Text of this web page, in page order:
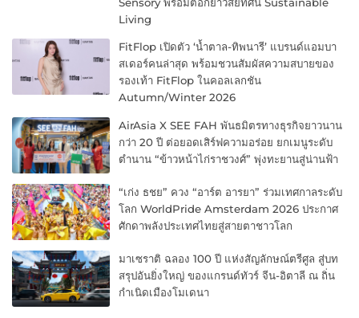
Sensory พร้อมตอกย้ำวิสัยทัศน์ Sustainable
Living
FitFlop เปิดตัว ‘น้ำตาล-ทิพนารี’ แบรนด์แอมบา
สเดอร์คนล่าสุด พร้อมชวนสัมผัสความสบายของ
รองเท้า FitFlop ในคอลเลกชัน
Autumn/Winter 2026
AirAsia X SEE FAH พันธมิตรทางธุรกิจยาวนาน
กว่า 20 ปี ต่อยอดเสิร์ฟความอร่อย ยกเมนูระดับ
ตำนาน “ข้าวหน้าไก่ราชวงศ์” พุ่งทะยานสู่น่านฟ้า
“เก่ง ธชย” ควง “อาร์ต อารยา” ร่วมเทศกาลระดับ
โลก WorldPride Amsterdam 2026 ประกาศ
ศักดาพลังประเทศไทยสู่สายตาชาวโลก
มาเซราติ ฉลอง 100 ปี แห่งสัญลักษณ์ตรีศูล สู่บท
สรุปอันยิ่งใหญ่ ของแกรนด์ทัวร์ จีน-อิตาลี ณ ถิ่น
กำเนิดเมืองโมเดนา